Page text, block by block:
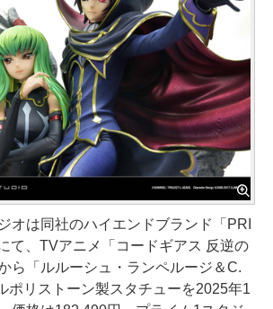
オは同社のハイエンドブランド「PRI
て、TVアニメ「コードギアス 反逆の
ら「ルルーシュ・ランペルージ＆C.
ポリストーン製スタチューを2025年1